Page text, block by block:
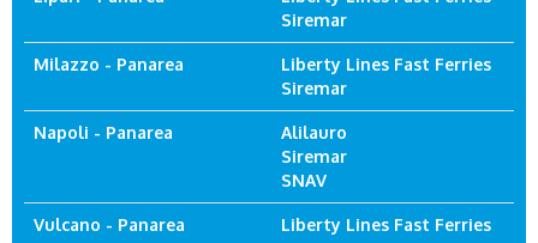
Siremar
Milazzo - Panarea
Liberty Lines Fast Ferries
Siremar
Napoli - Panarea
Alilauro
Siremar
SNAV
Vulcano - Panarea
Liberty Lines Fast Ferries